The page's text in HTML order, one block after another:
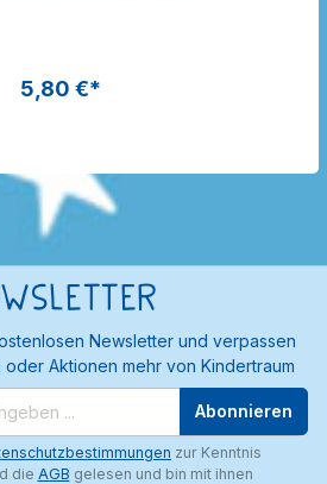
5,80 €*
Newsletter und verpassen
Aktionen mehr von Kindertraum
Abonnieren
zur Kenntnis
die AGB gelesen und bin mit ihnen